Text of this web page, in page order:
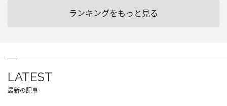
ランキングをもっと見る
LATEST
最新の記事